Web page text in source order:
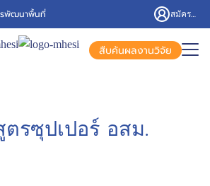
รพัฒนาพื้นที่ สมัครสมาชิก/เข้าสู่ระบบ
สืบค้นผลงานวิจัย
รซุปเปอร์ อสม.